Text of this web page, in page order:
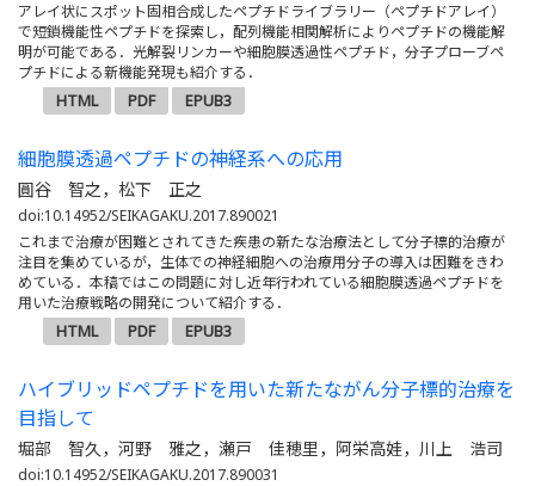
アレイ状にスポット固相合成したペプチドライブラリー（ペプチドアレイ）
で短鎖機能性ペプチドを探索し，配列機能相関解析によりペプチドの機能解
明が可能である．光解裂リンカーや細胞膜透過性ペプチド，分子プローブペ
プチドによる新機能発現も紹介する．
HTML PDF EPUB3
細胞膜透過ペプチドの神経系への応用
圓谷 智之，松下 正之
doi:10.14952/SEIKAGAKU.2017.890021
これまで治療が困難とされてきた疾患の新たな治療法として分子標的治療が
注目を集めているが，生体での神経細胞への治療用分子の導入は困難をきわ
めている．本稿ではこの問題に対し近年行われている細胞膜透過ペプチドを
用いた治療戦略の開発について紹介する．
HTML PDF EPUB3
ハイブリッドペプチドを用いた新たながん分子標的治療を
目指して
堀部 智久，河野 雅之，瀬戸 佳穂里，阿栄高娃，川上 浩司
doi:10.14952/SEIKAGAKU.2017.890031